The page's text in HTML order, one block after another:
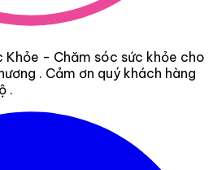
Khỏe - Chăm sóc sức khỏe cho
. Cảm ơn quý khách hàng
.